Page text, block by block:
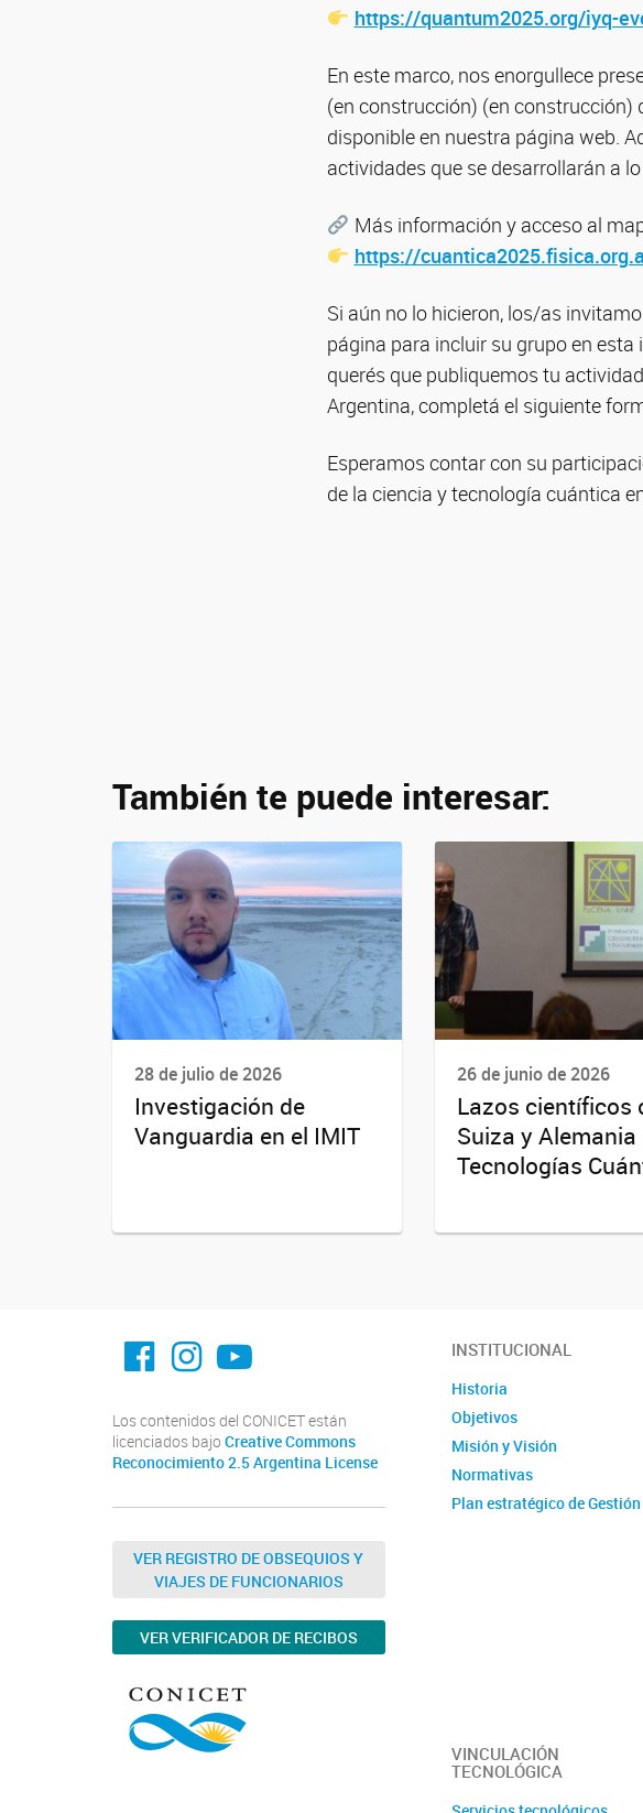
https://quantum2025.org/iyq-
En este marco, nos enorgullece
(en construcción) (en construcción)
disponible en nuestra página web.
actividades que se desarrollarán a
Más información y acceso al
https://
Si aún no lo hicieron, los/as
página para incluir su grupo en
querés que publiquemos tu
Argentina, completá el siguiente
Esperamos contar con su
de la ciencia y tecnología cuántica
También te puede interesar:
28 de julio de 2026
Investigación de
Vanguardia en el IMIT
26 de junio de 2026
Lazos científicos
Suiza y Alemania
Tecnologías
facebook imit.conicet
imit.conicet
Youtube
Los contenidos del CONICET están
licenciados bajo Creative Commons
Reconocimiento 2.5 Argentina License
VER REGISTRO DE OBSEQUIOS Y
VIAJES DE FUNCIONARIOS
VER VERIFICADOR DE RECIBOS
INSTITUCIONAL
Historia
Objetivos
Misión y Visión
Normativas
Plan estratégico de Gestión
VINCULACIÓN
TECNOLÓGICA